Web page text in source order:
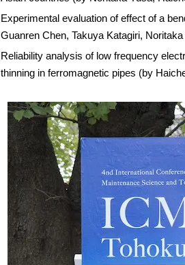
Experimental evaluation of effect of a
Guanren Chen, Takuya Katagiri,
Reliability analysis of low frequency
thinning in ferromagnetic pipes (by